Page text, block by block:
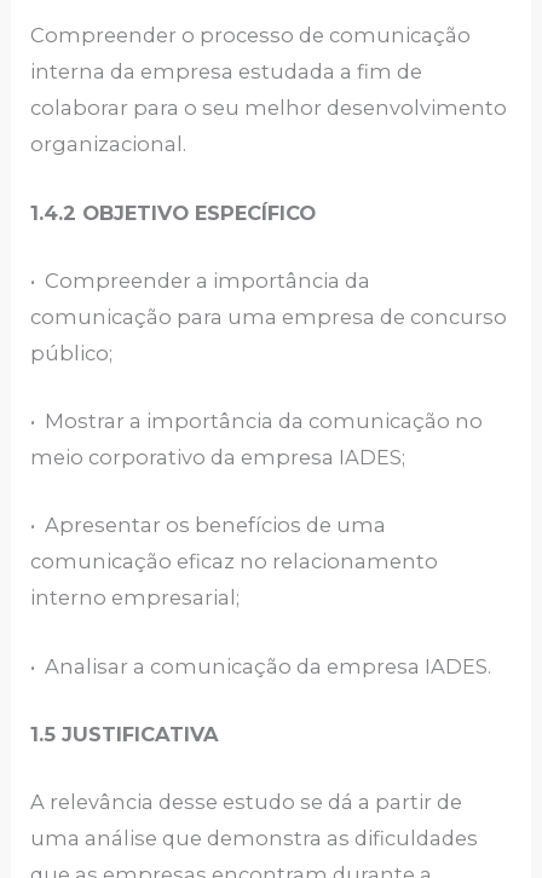
Compreender o processo de comunicação
interna da empresa estudada a fim de
colaborar para o seu melhor desenvolvimento
organizacional.
1.4.2 OBJETIVO ESPECÍFICO
• Compreender a importância da
comunicação para uma empresa de concurso
público;
• Mostrar a importância da comunicação no
meio corporativo da empresa IADES;
• Apresentar os benefícios de uma
comunicação eficaz no relacionamento
interno empresarial;
• Analisar a comunicação da empresa IADES.
1.5 JUSTIFICATIVA
A relevância desse estudo se dá a partir de
uma análise que demonstra as dificuldades